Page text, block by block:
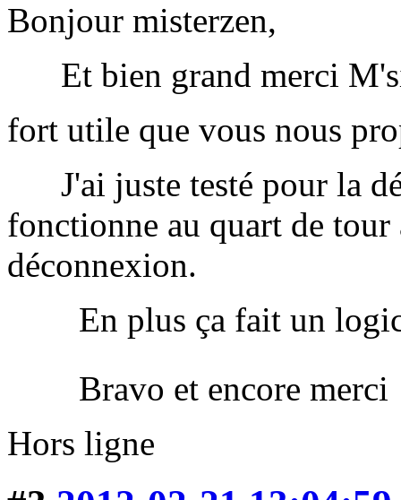
Bonjour misterzen,
Et bien grand merci
fort utile que vous nous
J'ai juste testé pour la
fonctionne au quart de
déconnexion.
En plus ça fait un
Bravo et encore
Hors ligne